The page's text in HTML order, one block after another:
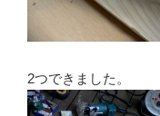
2つできました。